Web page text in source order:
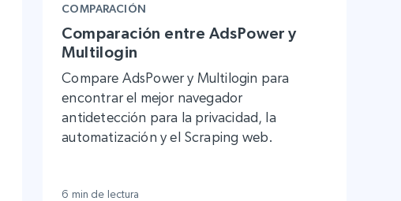
COMPARACIÓN
Comparación entre AdsPower y
Multilogin
Compare AdsPower y Multilogin para
encontrar el mejor navegador
antidetección para la privacidad, la
automatización y el Scraping web.
6 min de lectura